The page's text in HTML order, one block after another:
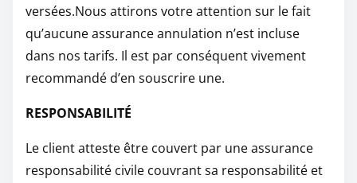
versées.Nous attirons votre attention sur le fait
qu’aucune assurance annulation n’est incluse
dans nos tarifs. Il est par conséquent vivement
recommandé d’en souscrire une.
RESPONSABILITÉ
Le client atteste être couvert par une assurance
responsabilité civile couvrant sa responsabilité et